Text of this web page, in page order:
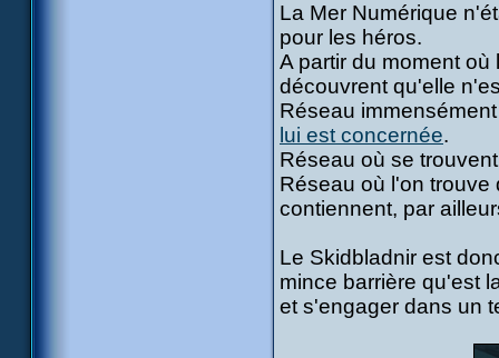
La Mer Numérique
pour les héros.
A partir du moment
découvrent qu'elle
Réseau
lui est concernée.
Réseau où se
Réseau où l'on
contiennent, par
Le Skidbladnir est
mince barrière qu'est
et s'engager dans un